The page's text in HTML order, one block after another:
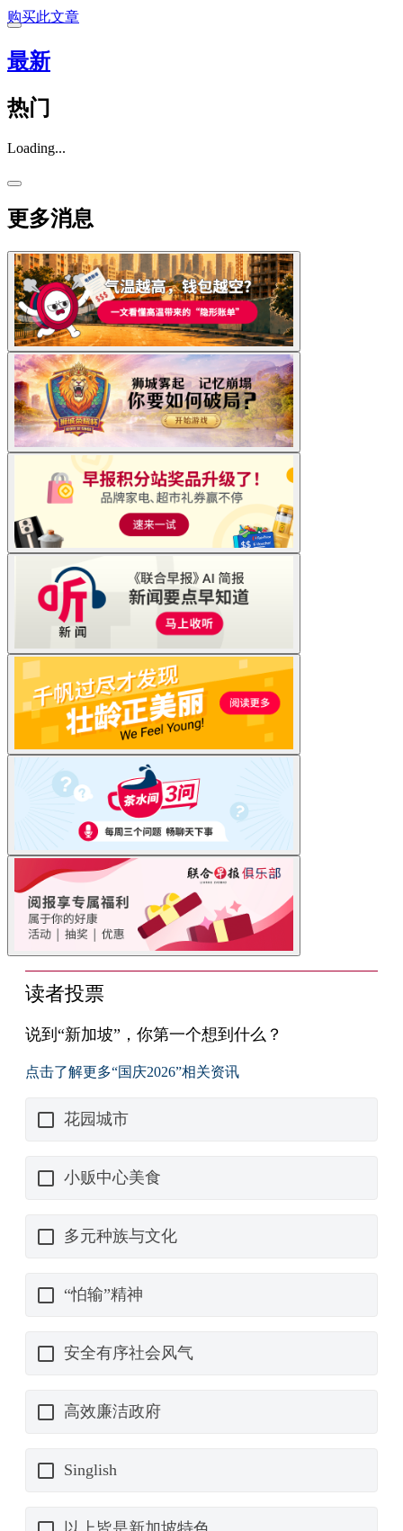
购买此文章
最新
热门
Loading...
更多消息